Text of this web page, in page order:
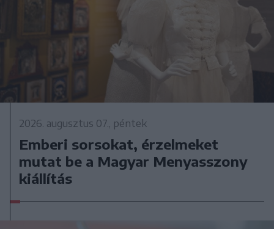
2026. augusztus 07., péntek
Emberi sorsokat, érzelmeket
mutat be a Magyar Menyasszony
kiállítás